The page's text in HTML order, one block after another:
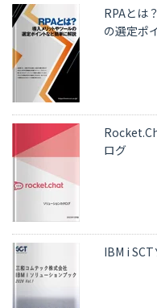
RPAとは
の選定ポ
ログ
IBM i